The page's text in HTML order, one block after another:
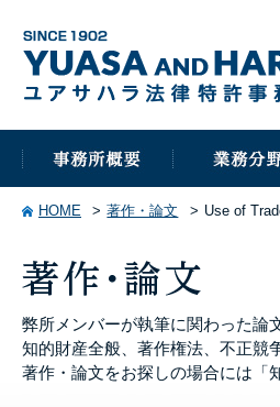
HOME 著作・論文 Use of
弊所メンバーが執筆に関わった論
知的財産全般、著作権法、不正競
著作・論文をお探しの場合には「